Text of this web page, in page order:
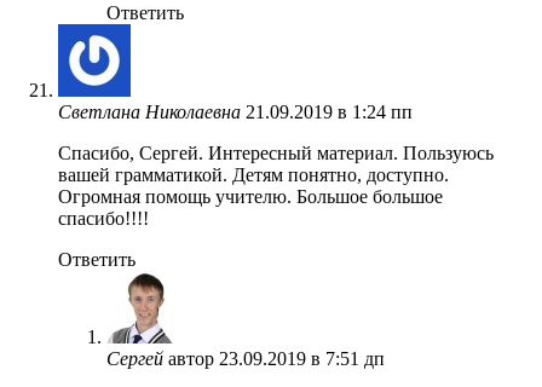
Ответить
Светлана Николаевна 21.09.2019 в 1:24 пп
Спасибо, Сергей. Интересный материал. Пользуюсь
вашей грамматикой. Детям понятно, доступно.
Огромная помощь учителю. Большое большое
спасибо!!!!
Ответить
Сергей автор 23.09.2019 в 7:51 дп